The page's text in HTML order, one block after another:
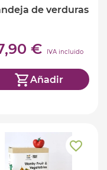
de verduras
€ IVA incluido
Añadir